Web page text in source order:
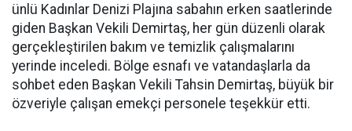
ünlü Kadınlar Denizi Plajına sabahın erken saatlerinde
giden Başkan Vekili Demirtaş, her gün düzenli olarak
gerçekleştirilen bakım ve temizlik çalışmalarını
yerinde inceledi. Bölge esnafı ve vatandaşlarla da
sohbet eden Başkan Vekili Tahsin Demirtaş, büyük bir
özveriyle çalışan emekçi personele teşekkür etti.